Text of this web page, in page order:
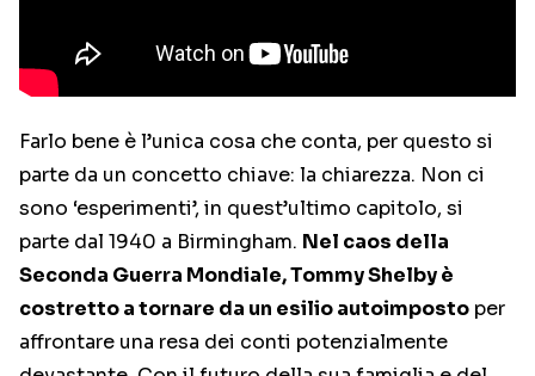
Farlo bene è l’unica cosa che conta, per questo si
parte da un concetto chiave: la chiarezza. Non ci
sono ‘esperimenti’, in quest’ultimo capitolo, si
parte dal 1940 a Birmingham. Nel caos della
Seconda Guerra Mondiale, Tommy Shelby è
costretto a tornare da un esilio autoimposto per
affrontare una resa dei conti potenzialmente